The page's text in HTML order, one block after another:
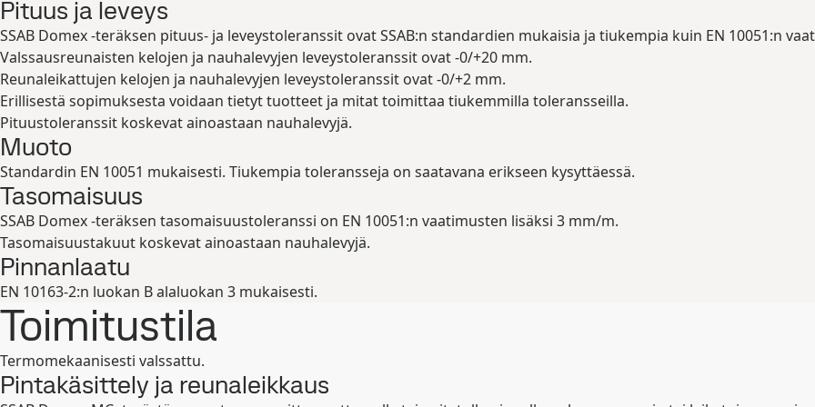
Pituus ja leveys
SSAB Domex -teräksen pituus- ja leveystoleranssit ovat SSAB:n standardien mukaisia ja tiukempia kuin EN 10051:n
Valssausreunaisten kelojen ja nauhalevyjen leveystoleranssit ovat -0/+20 mm.
Reunaleikattujen kelojen ja nauhalevyjen leveystoleranssit ovat -0/+2 mm.
Erillisestä sopimuksesta voidaan tietyt tuotteet ja mitat toimittaa tiukemmilla toleransseilla.
Pituustoleranssit koskevat ainoastaan nauhalevyjä.
Muoto
Standardin EN 10051 mukaisesti. Tiukempia toleransseja on saatavana erikseen kysyttäessä.
Tasomaisuus
SSAB Domex -teräksen tasomaisuustoleranssi on EN 10051:n vaatimusten lisäksi 3 mm/m.
Tasomaisuustakuut koskevat ainoastaan nauhalevyjä.
Pinnanlaatu
EN 10163-2:n luokan B alaluokan 3 mukaisesti.
Toimitustila
Termomekaanisesti valssattu.
Pintakäsittely ja reunaleikkaus